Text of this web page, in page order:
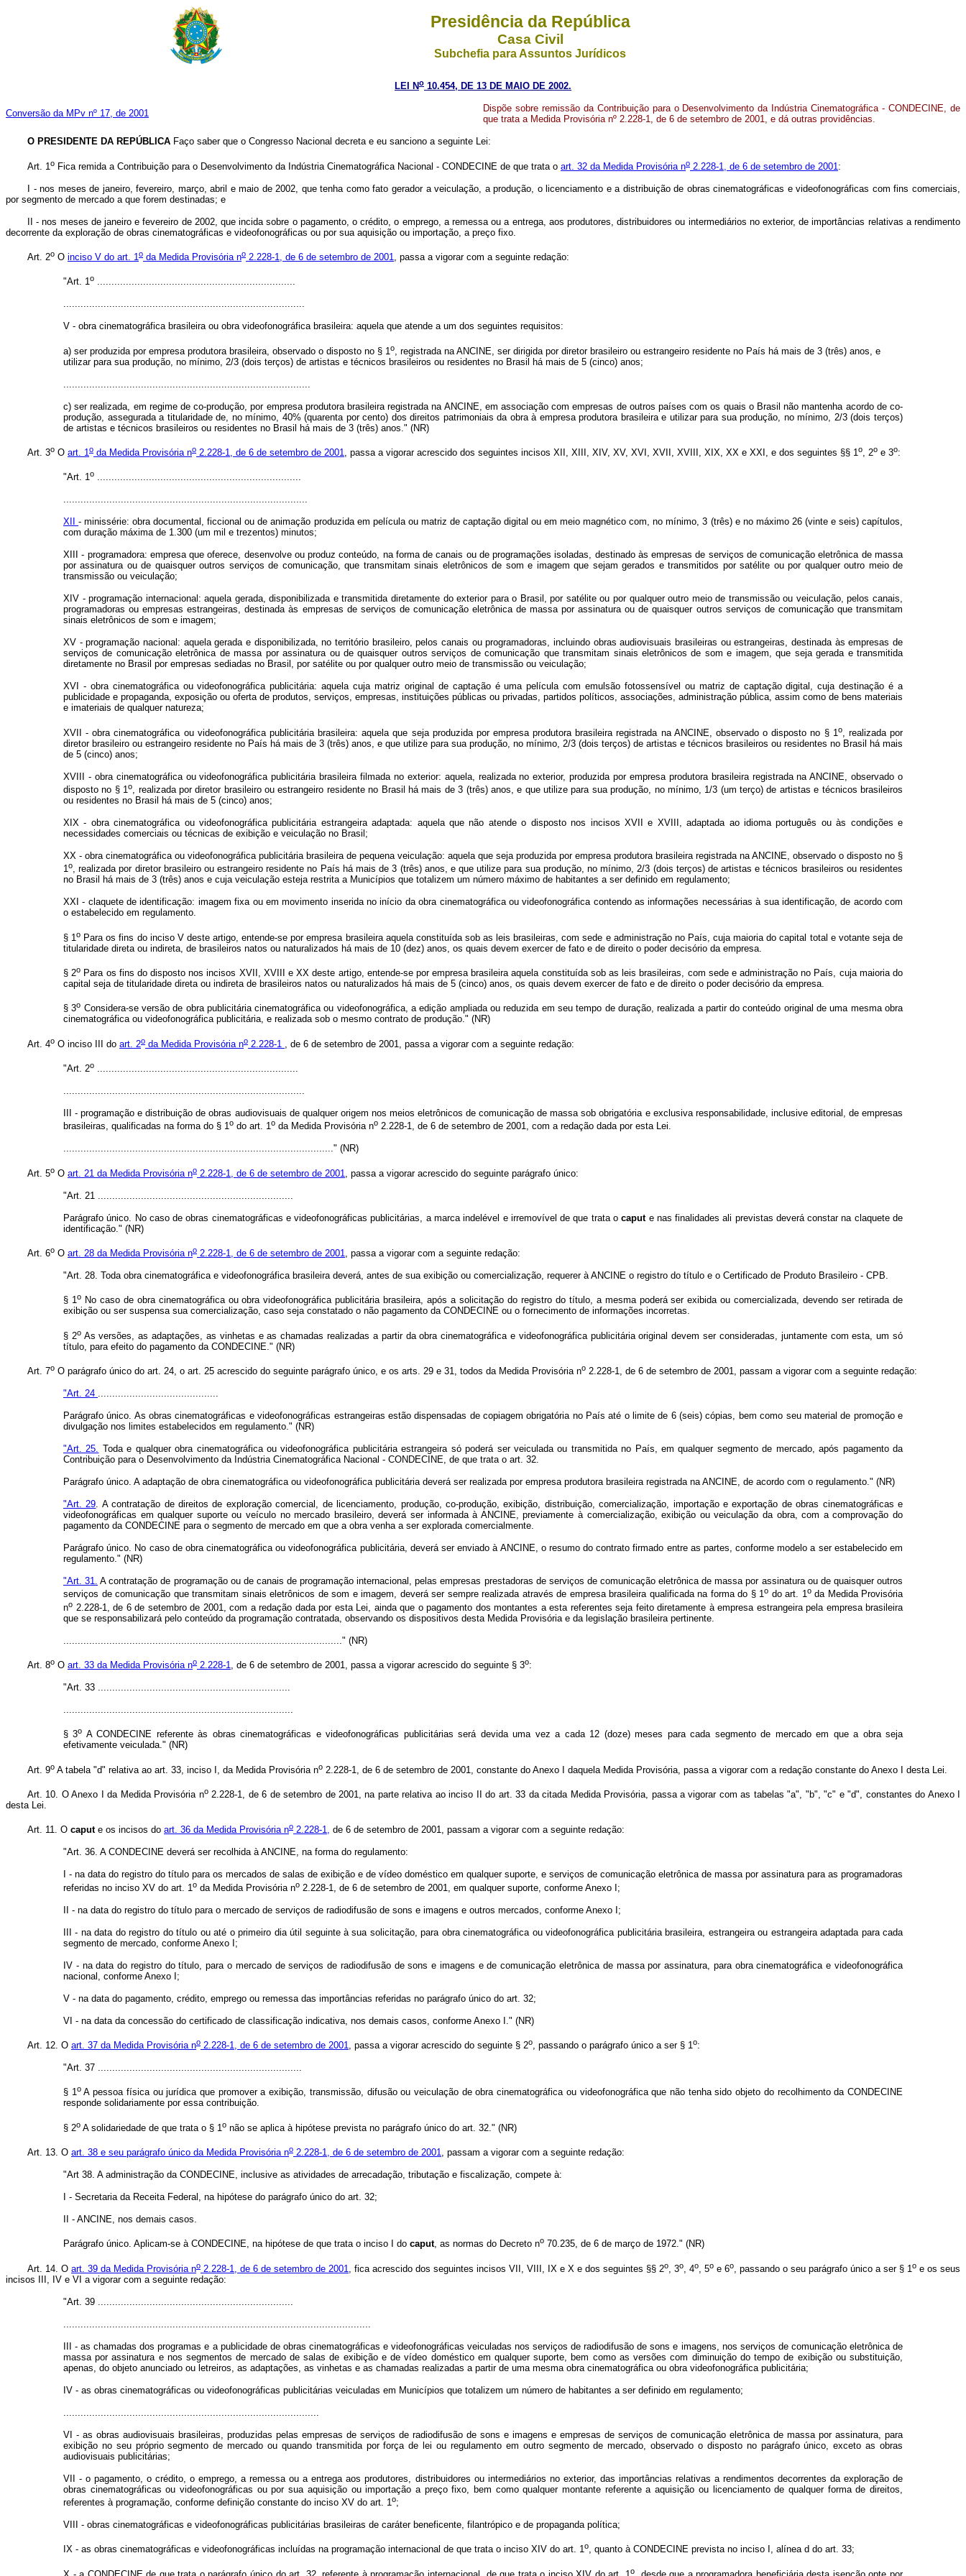
Presidência da República
Casa Civil
Subchefia para Assuntos Jurídicos
LEI No 10.454, DE 13 DE MAIO DE 2002.
Conversão da MPv nº 17, de 2001
Dispõe sobre remissão da Contribuição para o Desenvolvimento da Indústria Cinematográfica - CONDECINE, de
que trata a Medida Provisória nº 2.228-1, de 6 de setembro de 2001, e dá outras providências.
O PRESIDENTE DA REPÚBLICA Faço saber que o Congresso Nacional decreta e eu sanciono a seguinte Lei:
Art. 1 o Fica remida a Contribuição para o Desenvolvimento da Indústria Cinematográfica Nacional - CONDECINE de que trata o art. 32 da Medida Provisória no 2.228-1, de 6 de setembro de 2001 :
I - nos meses de janeiro, fevereiro, março, abril e maio de 2002, que tenha como fato gerador a veiculação, a produção, o licenciamento e a distribuição de obras cinematográficas e videofonográficas com fins comerciais,
por segmento de mercado a que forem destinadas; e
II - nos meses de janeiro e fevereiro de 2002, que incida sobre o pagamento, o crédito, o emprego, a remessa ou a entrega, aos produtores, distribuidores ou intermediários no exterior, de importâncias relativas a rendimento
decorrente da exploração de obras cinematográficas e videofonográficas ou por sua aquisição ou importação, a preço fixo.
Art. 2o O inciso V do art. 1o da Medida Provisória no 2.228-1, de 6 de setembro de 2001, passa a vigorar com a seguinte redação:
"Art. 1o .....................................................................
....................................................................................
V - obra cinematográfica brasileira ou obra videofonográfica brasileira: aquela que atende a um dos seguintes requisitos:
a) ser produzida por empresa produtora brasileira, observado o disposto no § 1 o
, registrada na ANCINE, ser dirigida por diretor brasileiro ou estrangeiro residente no País há mais de 3 (três) anos, e
utilizar para sua produção, no mínimo, 2/3 (dois terços) de artistas e técnicos brasileiros ou residentes no Brasil há mais de 5 (cinco) anos;
c) ser realizada, em regime de co-produção, por empresa produtora brasileira registrada na ANCINE, em associação com empresas de outros países com os quais o Brasil não mantenha acordo de co-
produção, assegurada a titularidade de, no mínimo, 40% (quarenta por cento) dos direitos patrimoniais da obra à empresa produtora brasileira e utilizar para sua produção, no mínimo, 2/3 (dois terços)
de artistas e técnicos brasileiros ou residentes no Brasil há mais de 3 (três) anos." (NR)
Art. 3o O art. 1o da Medida Provisória no 2.228-1, de 6 de setembro de 2001, passa a vigorar acrescido dos seguintes incisos XII, XIII, XIV, XV, XVI, XVII, XVIII, XIX, XX e XXI, e dos seguintes §§ 1o, 2o e 3o:
"Art. 1o .......................................................................
.....................................................................................
XII- minissérie: obra documental, ficcional ou de animação produzida em película ou matriz de captação digital ou em meio magnético com, no mínimo, 3 (três) e no máximo 26 (vinte e seis) capítulos,
com duração máxima de 1.300 (um mil e trezentos) minutos;
XIII - programadora: empresa que oferece, desenvolve ou produz conteúdo, na forma de canais ou de programações isoladas, destinado às empresas de serviços de comunicação eletrônica de massa
por assinatura ou de quaisquer outros serviços de comunicação, que transmitam sinais eletrônicos de som e imagem que sejam gerados e transmitidos por satélite ou por qualquer outro meio de
transmissão ou veiculação;
XIV - programação internacional: aquela gerada, disponibilizada e transmitida diretamente do exterior para o Brasil, por satélite ou por qualquer outro meio de transmissão ou veiculação, pelos canais,
programadoras ou empresas estrangeiras, destinada às empresas de serviços de comunicação eletrônica de massa por assinatura ou de quaisquer outros serviços de comunicação que transmitam
sinais eletrônicos de som e imagem;
XV - programação nacional: aquela gerada e disponibilizada, no território brasileiro, pelos canais ou programadoras, incluindo obras audiovisuais brasileiras ou estrangeiras, destinada às empresas de
serviços de comunicação eletrônica de massa por assinatura ou de quaisquer outros serviços de comunicação que transmitam sinais eletrônicos de som e imagem, que seja gerada e transmitida
diretamente no Brasil por empresas sediadas no Brasil, por satélite ou por qualquer outro meio de transmissão ou veiculação;
XVI - obra cinematográfica ou videofonográfica publicitária: aquela cuja matriz original de captação é uma película com emulsão fotossensível ou matriz de captação digital, cuja destinação é a
publicidade e propaganda, exposição ou oferta de produtos, serviços, empresas, instituições públicas ou privadas, partidos políticos, associações, administração pública, assim como de bens materiais
e imateriais de qualquer natureza;
XVII - obra cinematográfica ou videofonográfica publicitária brasileira: aquela que seja produzida por empresa produtora brasileira registrada na ANCINE, observado o disposto no § 1o, realizada por
diretor brasileiro ou estrangeiro residente no País há mais de 3 (três) anos, e que utilize para sua produção, no mínimo, 2/3 (dois terços) de artistas e técnicos brasileiros ou residentes no Brasil há mais
de 5 (cinco) anos;
XVIII - obra cinematográfica ou videofonográfica publicitária brasileira filmada no exterior: aquela, realizada no exterior, produzida por empresa produtora brasileira registrada na ANCINE, observado o
disposto no § 1o, realizada por diretor brasileiro ou estrangeiro residente no Brasil há mais de 3 (três) anos, e que utilize para sua produção, no mínimo, 1/3 (um terço) de artistas e técnicos brasileiros
ou residentes no Brasil há mais de 5 (cinco) anos;
XIX - obra cinematográfica ou videofonográfica publicitária estrangeira adaptada: aquela que não atende o disposto nos incisos XVII e XVIII, adaptada ao idioma português ou às condições e
necessidades comerciais ou técnicas de exibição e veiculação no Brasil;
XX - obra cinematográfica ou videofonográfica publicitária brasileira de pequena veiculação: aquela que seja produzida por empresa produtora brasileira registrada na ANCINE, observado o disposto no §
1o, realizada por diretor brasileiro ou estrangeiro residente no País há mais de 3 (três) anos, e que utilize para sua produção, no mínimo, 2/3 (dois terços) de artistas e técnicos brasileiros ou residentes
no Brasil há mais de 3 (três) anos e cuja veiculação esteja restrita a Municípios que totalizem um número máximo de habitantes a ser definido em regulamento;
XXI - claquete de identificação: imagem fixa ou em movimento inserida no início da obra cinematográfica ou videofonográfica contendo as informações necessárias à sua identificação, de acordo com
o estabelecido em regulamento.
§ 1o Para os fins do inciso V deste artigo, entende-se por empresa brasileira aquela constituída sob as leis brasileiras, com sede e administração no País, cuja maioria do capital total e votante seja de
titularidade direta ou indireta, de brasileiros natos ou naturalizados há mais de 10 (dez) anos, os quais devem exercer de fato e de direito o poder decisório da empresa.
§ 2o Para os fins do disposto nos incisos XVII, XVIII e XX deste artigo, entende-se por empresa brasileira aquela constituída sob as leis brasileiras, com sede e administração no País, cuja maioria do
capital seja de titularidade direta ou indireta de brasileiros natos ou naturalizados há mais de 5 (cinco) anos, os quais devem exercer de fato e de direito o poder decisório da empresa.
§ 3o Considera-se versão de obra publicitária cinematográfica ou videofonográfica, a edição ampliada ou reduzida em seu tempo de duração, realizada a partir do conteúdo original de uma mesma obra
cinematográfica ou videofonográfica publicitária, e realizada sob o mesmo contrato de produção." (NR)
Art. 4o O inciso III do art. 2o da Medida Provisória no 2.228-1 , de 6 de setembro de 2001, passa a vigorar com a seguinte redação:
"Art. 2o ......................................................................
....................................................................................
III - programação e distribuição de obras audiovisuais de qualquer origem nos meios eletrônicos de comunicação de massa sob obrigatória e exclusiva responsabilidade, inclusive editorial, de empresas
brasileiras, qualificadas na forma do § 1o do art. 1o da Medida Provisória no 2.228-1, de 6 de setembro de 2001, com a redação dada por esta Lei.
.............................................................................................." (NR)
Art. 5o O art. 21 da Medida Provisória no 2.228-1, de 6 de setembro de 2001 , passa a vigorar acrescido do seguinte parágrafo único:
"Art. 21 ....................................................................
Parágrafo único. No caso de obras cinematográficas e videofonográficas publicitárias, a marca indelével e irremovível de que trata ocapute nas finalidades ali previstas deverá constar na claquete de
identificação." (NR)
Art. 6o O art. 28 da Medida Provisória no 2.228-1, de 6 de setembro de 2001, passa a vigorar com a seguinte redação:
"Art. 28. Toda obra cinematográfica e videofonográfica brasileira deverá, antes de sua exibição ou comercialização, requerer à ANCINE o registro do título e o Certificado de Produto Brasileiro - CPB.
§ 1oNo caso de obra cinematográfica ou obra videofonográfica publicitária brasileira, após a solicitação do registro do título, a mesma poderá ser exibida ou comercializada, devendo ser retirada de
exibição ou ser suspensa sua comercialização, caso seja constatado o não pagamento da CONDECINE ou o fornecimento de informações incorretas.
§ 2oAs versões, as adaptações, as vinhetas e as chamadas realizadas a partir da obra cinematográfica e videofonográfica publicitária original devem ser consideradas, juntamente com esta, um só
título, para efeito do pagamento da CONDECINE." (NR)
Art. 7o O parágrafo único do art. 24, o art. 25 acrescido do seguinte parágrafo único, e os arts. 29 e 31, todos da Medida Provisória no 2.228-1, de 6 de setembro de 2001, passam a vigorar com a seguinte redação:
"Art. 24 ..........................................
Parágrafo único. As obras cinematográficas e videofonográficas estrangeiras estão dispensadas de copiagem obrigatória no País até o limite de 6 (seis) cópias, bem como seu material de promoção e
divulgação nos limites estabelecidos em regulamento." (NR)
"Art. 25. Toda e qualquer obra cinematográfica ou videofonográfica publicitária estrangeira só poderá ser veiculada ou transmitida no País, em qualquer segmento de mercado, após pagamento da
Contribuição para o Desenvolvimento da Indústria Cinematográfica Nacional - CONDECINE, de que trata o art. 32.
Parágrafo único. A adaptação de obra cinematográfica ou videofonográfica publicitária deverá ser realizada por empresa produtora brasileira registrada na ANCINE, de acordo com o regulamento." (NR)
"Art. 29. A contratação de direitos de exploração comercial, de licenciamento, produção, co-produção, exibição, distribuição, comercialização, importação e exportação de obras cinematográficas e
videofonográficas em qualquer suporte ou veículo no mercado brasileiro, deverá ser informada à ANCINE, previamente à comercialização, exibição ou veiculação da obra, com a comprovação do
pagamento da CONDECINE para o segmento de mercado em que a obra venha a ser explorada comercialmente.
Parágrafo único. No caso de obra cinematográfica ou videofonográfica publicitária, deverá ser enviado à ANCINE, o resumo do contrato firmado entre as partes, conforme modelo a ser estabelecido em
regulamento." (NR)
"Art. 31. A contratação de programação ou de canais de programação internacional, pelas empresas prestadoras de serviços de comunicação eletrônica de massa por assinatura ou de quaisquer outros
serviços de comunicação que transmitam sinais eletrônicos de som e imagem, deverá ser sempre realizada através de empresa brasileira qualificada na forma do § 1o do art. 1oda Medida Provisória
no 2.228-1, de 6 de setembro de 2001, com a redação dada por esta Lei, ainda que o pagamento dos montantes a esta referentes seja feito diretamente à empresa estrangeira pela empresa brasileira
que se responsabilizará pelo conteúdo da programação contratada, observando os dispositivos desta Medida Provisória e da legislação brasileira pertinente.
................................................................................................." (NR)
Art. 8o O art. 33 da Medida Provisória no 2.228-1 , de 6 de setembro de 2001, passa a vigorar acrescido do seguinte § 3o:
"Art. 33 ...................................................................
§ 3o A CONDECINE referente às obras cinematográficas e videofonográficas publicitárias será devida uma vez a cada 12 (doze) meses para cada segmento de mercado em que a obra seja
efetivamente veiculada." (NR)
Art. 9o A tabela "d" relativa ao art. 33, inciso I, da Medida Provisória no 2.228-1, de 6 de setembro de 2001, constante do Anexo I daquela Medida Provisória, passa a vigorar com a redação constante do Anexo I desta Lei.
Art. 10. O Anexo I da Medida Provisória no2.228-1, de 6 de setembro de 2001, na parte relativa ao inciso II do art. 33 da citada Medida Provisória, passa a vigorar com as tabelas "a", "b", "c" e "d", constantes do Anexo I
desta Lei.
Art. 11. O capute os incisos do art. 36 da Medida Provisória no 2.228-1, de 6 de setembro de 2001, passam a vigorar com a seguinte redação:
"Art. 36. A CONDECINE deverá ser recolhida à ANCINE, na forma do regulamento:
I - na data do registro do título para os mercados de salas de exibição e de vídeo doméstico em qualquer suporte, e serviços de comunicação eletrônica de massa por assinatura para as programadoras
referidas no inciso XV do art. 1o da Medida Provisória no 2.228-1, de 6 de setembro de 2001, em qualquer suporte, conforme Anexo I;
II - na data do registro do título para o mercado de serviços de radiodifusão de sons e imagens e outros mercados, conforme Anexo I;
III - na data do registro do título ou até o primeiro dia útil seguinte à sua solicitação, para obra cinematográfica ou videofonográfica publicitária brasileira, estrangeira ou estrangeira adaptada para cada
segmento de mercado, conforme Anexo I;
IV - na data do registro do título, para o mercado de serviços de radiodifusão de sons e imagens e de comunicação eletrônica de massa por assinatura, para obra cinematográfica e videofonográfica
nacional, conforme Anexo I;
V - na data do pagamento, crédito, emprego ou remessa das importâncias referidas no parágrafo único do art. 32;
VI - na data da concessão do certificado de classificação indicativa, nos demais casos, conforme Anexo I." (NR)
Art. 12. O art. 37 da Medida Provisória no 2.228-1, de 6 de setembro de 2001 , passa a vigorar acrescido do seguinte § 2o , passando o parágrafo único a ser § 1 o:
"Art. 37 .......................................................................
§ 1oA pessoa física ou jurídica que promover a exibição, transmissão, difusão ou veiculação de obra cinematográfica ou videofonográfica que não tenha sido objeto do recolhimento da CONDECINE
responde solidariamente por essa contribuição.
§ 2o A solidariedade de que trata o § 1o não se aplica à hipótese prevista no parágrafo único do art. 32." (NR)
Art. 13. O art. 38 e seu parágrafo único da Medida Provisória no 2.228-1, de 6 de setembro de 2001 , passam a vigorar com a seguinte redação:
"Art 38. A administração da CONDECINE, inclusive as atividades de arrecadação, tributação e fiscalização, compete à:
I - Secretaria da Receita Federal, na hipótese do parágrafo único do art. 32;
II - ANCINE, nos demais casos.
Parágrafo único. Aplicam-se à CONDECINE, na hipótese de que trata o inciso I do caput, as normas do Decreto no 70.235, de 6 de março de 1972." (NR)
Art. 14. O art. 39 da Medida Provisória no 2.228-1, de 6 de setembro de 2001 , fica acrescido dos seguintes incisos VII, VIII, IX e X e dos seguintes §§ 2o , 3o , 4o , 5o e 6o , passando o seu parágrafo único a ser § 1o e os seus
incisos III, IV e VI a vigorar com a seguinte redação:
"Art. 39 ....................................................................
III - as chamadas dos programas e a publicidade de obras cinematográficas e videofonográficas veiculadas nos serviços de radiodifusão de sons e imagens, nos serviços de comunicação eletrônica de
massa por assinatura e nos segmentos de mercado de salas de exibição e de vídeo doméstico em qualquer suporte, bem como as versões com diminuição do tempo de exibição ou substituição,
apenas, do objeto anunciado ou letreiros, as adaptações, as vinhetas e as chamadas realizadas a partir de uma mesma obra cinematográfica ou obra videofonográfica publicitária;
IV - as obras cinematográficas ou videofonográficas publicitárias veiculadas em Municípios que totalizem um número de habitantes a ser definido em regulamento;
VI - as obras audiovisuais brasileiras, produzidas pelas empresas de serviços de radiodifusão de sons e imagens e empresas de serviços de comunicação eletrônica de massa por assinatura, para
exibição no seu próprio segmento de mercado ou quando transmitida por força de lei ou regulamento em outro segmento de mercado, observado o disposto no parágrafo único, exceto as obras
audiovisuais publicitárias;
VII - o pagamento, o crédito, o emprego, a remessa ou a entrega aos produtores, distribuidores ou intermediários no exterior, das importâncias relativas a rendimentos decorrentes da exploração de
obras cinematográficas ou videofonográficas ou por sua aquisição ou importação a preço fixo, bem como qualquer montante referente a aquisição ou licenciamento de qualquer forma de direitos,
referentes à programação, conforme definição constante do inciso XV do art. 1 o;
VIII - obras cinematográficas e videofonográficas publicitárias brasileiras de caráter beneficente, filantrópico e de propaganda política;
IX - as obras cinematográficas e videofonográficas incluídas na programação internacional de que trata o inciso XIV do art. 1o, quanto à CONDECINE prevista no inciso I, alínea d do art. 33;
o